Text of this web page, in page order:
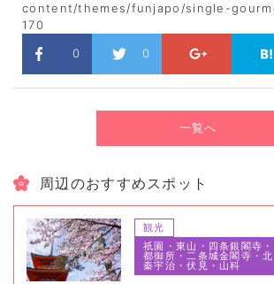
content/themes/funjapo/single-
170
0
0
一覧へ
周辺のおすすめスポット
観光
祇園・東山・四条銀閣寺
都御所・二条城金閣寺・
秦宇治・伏見・山科